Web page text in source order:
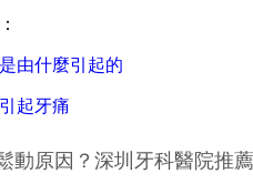
由什麼引起的
起牙痛
動原因？深圳牙科醫院推薦